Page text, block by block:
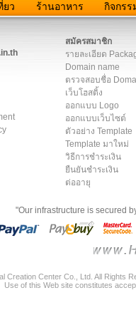
ยว ร้านอาหาร กิจกรร
สมัครสมาชิก
รายละเอียด
Domain name
ตรวจสอบชื่อ
เว็บโฮสติ้ง
ออกแบบ Logo
ออกแบบเว็บไซต์
ตัวอย่าง Template
Template มาใหม่
วิธีการชำระเงิน
ยืนยันชำระเงิน
ต่ออายุ
"Our infrastructure is secured
Creation Center Co., Ltd. All Rights
Use of this Web site constitutes